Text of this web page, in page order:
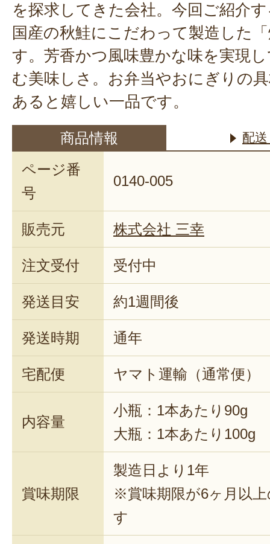
を探求してきた会社。今回ご紹介
国産の秋鮭にこだわって製造した
す。芳香かつ風味豊かな味を実現
む美味しさ。お弁当やおにぎりの
あると嬉しい一品です。
商品情報 配
ページ番
号
0140-005
販売元 株式会社 三幸
注文受付 受付中
発送目安 約1週間後
発送時期 通年
宅配便 ヤマト運輸（通常便）
内容量
小瓶：1本あたり90g
大瓶：1本あたり100g
賞味期限
製造日より1年
※賞味期限が6ヶ月以
す